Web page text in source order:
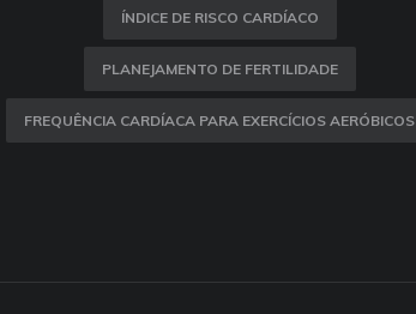
ÍNDICE DE RISCO CARDÍACO
PLANEJAMENTO DE FERTILIDADE
FREQUÊNCIA CARDÍACA PARA EXERCÍCIOS AERÓBICOS